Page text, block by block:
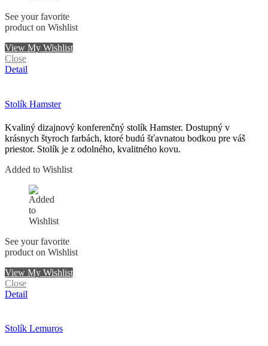
See your favorite
product on Wishlist
View My Wishlist
Close
Detail
Stolík Hamster
Kvaliný dizajnový konferenčný stolík Hamster. Dostupný v
krásnych štyroch farbách, ktoré budú šťavnatou bodkou pre váš
priestor. Stolík je z odolného, kvalitného kovu.
Added to Wishlist
See your favorite
product on Wishlist
View My Wishlist
Close
Detail
Stolík Lemuros